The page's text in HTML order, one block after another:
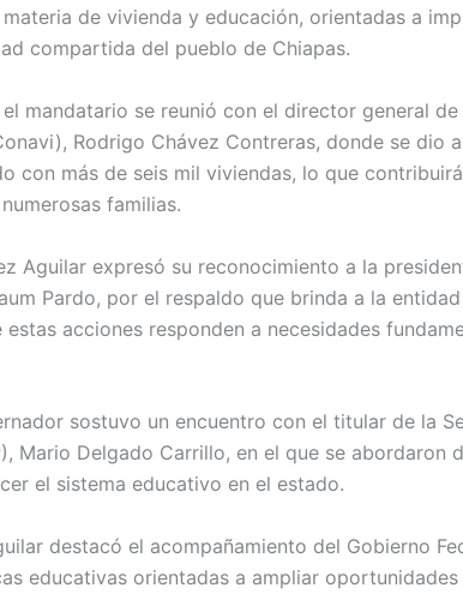
de vivienda y educación, orientadas a
compartida del pueblo de Chiapas.
mandatario se reunió con el director general
Rodrigo Chávez Contreras, donde se dio
con más de seis mil viviendas, lo que
familias.
Aguilar expresó su reconocimiento a la
Pardo, por el respaldo que brinda a la
acciones responden a necesidades
sostuvo un encuentro con el titular de la
Mario Delgado Carrillo, en el que se abordaron
el sistema educativo en el estado.
destacó el acompañamiento del Gobierno
educativas orientadas a ampliar